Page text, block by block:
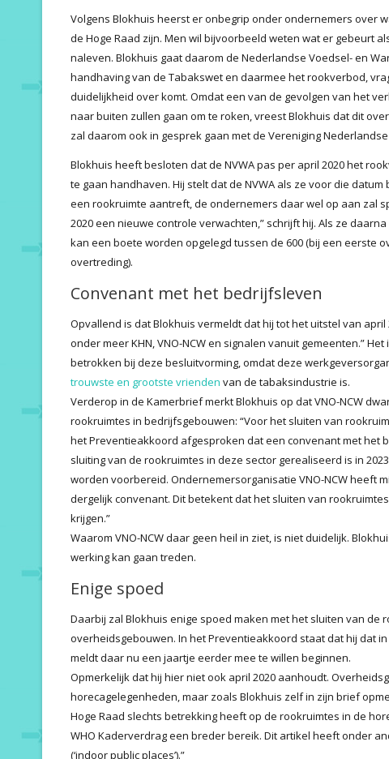
Volgens Blokhuis heerst er onbegrip onder ondernemers over
de Hoge Raad zijn. Men wil bijvoorbeeld weten wat er gebeurt
naleven. Blokhuis gaat daarom de Nederlandse Voedsel- en
handhaving van de Tabakswet en daarmee het rookverbod,
duidelijkheid over komt. Omdat een van de gevolgen van het
naar buiten zullen gaan om te roken, vreest Blokhuis dat dit
zal daarom ook in gesprek gaan met de Vereniging
Blokhuis heeft besloten dat de NVWA pas per april 2020 het
te gaan handhaven. Hij stelt dat de NVWA als ze voor die
een rookruimte aantreft, de ondernemers daar wel op aan zal
2020 een nieuwe controle verwachten,” schrijft hij. Als ze
kan een boete worden opgelegd tussen de 600 (bij een eerste
overtreding).
Convenant met het bedrijfsleven
Opvallend is dat Blokhuis vermeldt dat hij tot het uitstel van
onder meer KHN, VNO-NCW en signalen vanuit gemeenten.”
betrokken bij deze besluitvorming, omdat deze
trouwste en grootste vrienden van de tabaksindustrie is.
Verderop in de Kamerbrief merkt Blokhuis op dat VNO-NCW
rookruimtes in bedrijfsgebouwen: “Voor het sluiten van
het Preventieakkoord afgesproken dat een convenant met het
sluiting van de rookruimtes in deze sector gerealiseerd is in
worden voorbereid. Ondernemersorganisatie VNO-NCW heeft
dergelijk convenant. Dit betekent dat het sluiten van
krijgen.”
Waarom VNO-NCW daar geen heil in ziet, is niet duidelijk.
werking kan gaan treden.
Enige spoed
Daarbij zal Blokhuis enige spoed maken met het sluiten van de
overheidsgebouwen. In het Preventieakkoord staat dat hij dat
meldt daar nu een jaartje eerder mee te willen beginnen.
Opmerkelijk dat hij hier niet ook april 2020 aanhoudt.
horecagelegenheden, maar zoals Blokhuis zelf in zijn brief
Hoge Raad slechts betrekking heeft op de rookruimtes in de
WHO Kaderverdrag een breder bereik. Dit artikel heeft onder
(‘indoor public places’).”